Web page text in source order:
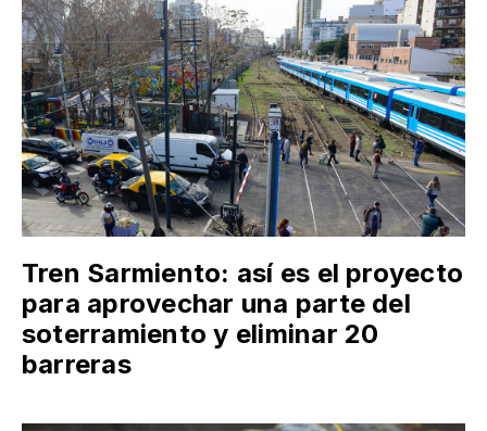
Tren Sarmiento: así es el proyecto
para aprovechar una parte del
soterramiento y eliminar 20
barreras